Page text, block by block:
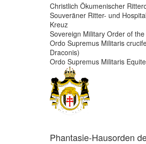
Christlich Ökumenischer
Souveräner Ritter- und
Kreuz
Sovereign Military Order of
Ordo Supremus Militaris
Draconis)
Ordo Supremus Militaris
Phantasie-Hausorden